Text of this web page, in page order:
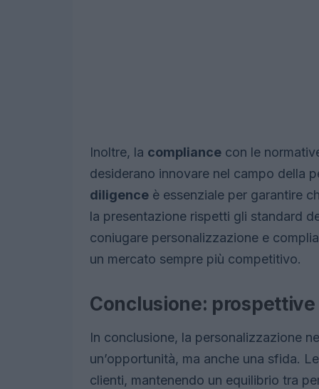
Inoltre, la compliance con le
desiderano innovare nel campo della
diligence è essenziale per garantire
la presentazione rispetti gli standard
coniugare personalizzazione e
un mercato sempre più competitivo.
Conclusione:
In conclusione, la personalizzazione
un’opportunità, ma anche una sfida.
clienti, mantenendo un equilibrio tra